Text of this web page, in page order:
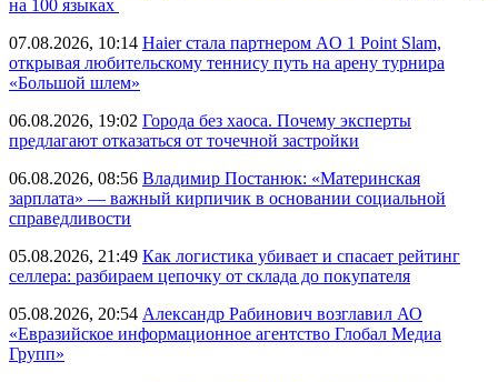
на 100 языках
07.08.2026, 10:14 Haier стала партнером AO 1 Point Slam,
открывая любительскому теннису путь на арену турнира
«Большой шлем»
06.08.2026, 19:02 Города без хаоса. Почему эксперты
предлагают отказаться от точечной застройки
06.08.2026, 08:56 Владимир Постанюк: «Материнская
зарплата» — важный кирпичик в основании социальной
справедливости
05.08.2026, 21:49 Как логистика убивает и спасает рейтинг
селлера: разбираем цепочку от склада до покупателя
05.08.2026, 20:54 Александр Рабинович возглавил АО
«Евразийское информационное агентство Глобал Медиа
Групп»